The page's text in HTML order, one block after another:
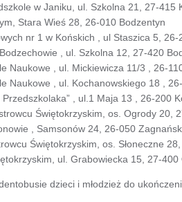
w Janiku, ul. Szkolna 21, 27-415
Stara Wieś 28, 26-010 Bodzentyn
nr 1 w Końskich , ul Staszica 5, 26-
, ul. Szkolna 12, 27-420
Naukowe , ul. Mickiewicza 11/3 , 26-
Naukowe , ul. Kochanowskiego 18 ,
, ul.1 Maja 13 , 26-200
Świętokrzyskim, os. Ogrody 20,
, Samsonów 24, 26-050 Zagnańsk
Świętokrzyskim, os. Słoneczne
ul. Grabowiecka 15, 27-
dzieci i młodzież do